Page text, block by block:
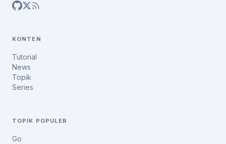
KONTEN
Tutorial
News
Topik
Series
TOPIK POPULER
Go